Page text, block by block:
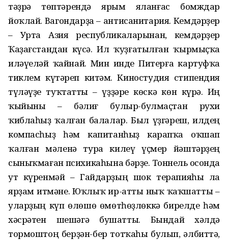
тәҙрә төптәрендә ярым яланғас бомждар
йоҡлай. Вагондарҙа – антисанитария. Кемдәрҙер
– Урта Азия республикаларынан, кемдәрҙер
Ҡаҙағстандан күсә. Ил ҡуҙғатылған ҡырмыҫҡа
иләүеләй ҡайнай. Мин инде Питерға картуфҡа
тиклем күтәреп китәм. Киностудия стипендия
түләүҙе туҡтатты – үҙҙәре көскә көн күрә. Иң
ҡыйыны – бәлиғ булыр-булмаҫтан рухи
ҡиблаһыҙ ҡалған балалар. Был үҙгәреш, илдең
компасһыҙ һәм капитанһыҙ карапҡа оҡшап
ҡалған мәленә тура килеү үҫмер йәштәрҙең
сыныҡмаған психикаһына бәрҙе. Тоннель осонда
ут күренмәй – Гайдарҙың шок терапияһы ла
ярҙам итмәне. Юҡлыҡ ир-атты ныҡ ҡаҡшатты –
уларҙың күп өлөшө өмөтһөҙлөккә бирелде һәм
хәсрәтен шешәгә бушатты. Бындай хәлдә
тормоштоң берҙән-бер тотҡаһы булып, әлбиттә,